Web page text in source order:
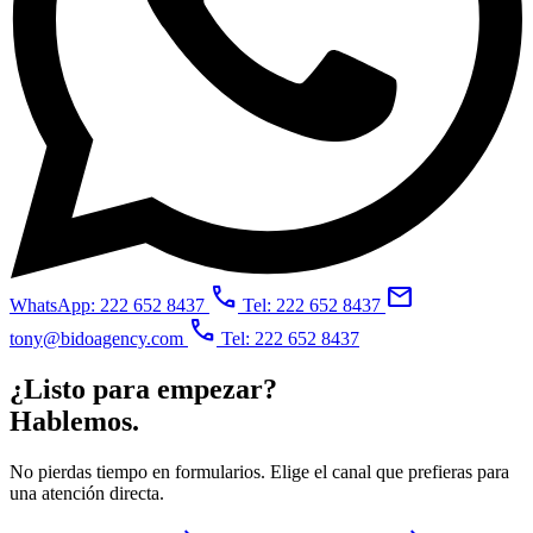
WhatsApp: 222 652 8437 call Tel: 222 652 8437 mail
tony@bidoagency.com call Tel: 222 652 8437
¿Listo para empezar?
Hablemos.
No pierdas tiempo en formularios. Elige el canal que prefieras para
una atención directa.